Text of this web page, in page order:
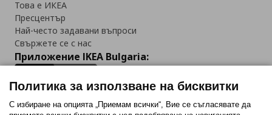
Това е ИКЕА
Пресцентър
Най-често задавани въпроси
Свържете се с нас
Приложение IKEA Bulgaria:
Политика за използване на бисквитки
С избиране на опцията „Приемам всички“, Вие се съгласявате да